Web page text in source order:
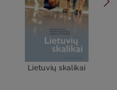
Lietuvių skalikai